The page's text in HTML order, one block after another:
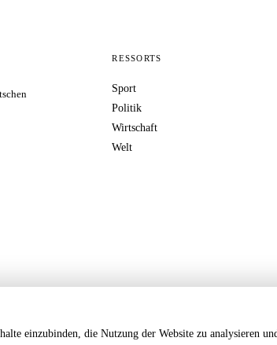
RESSORTS
Sport
Politik
Wirtschaft
Welt
einzubinden, die Nutzung der Website zu analysieren